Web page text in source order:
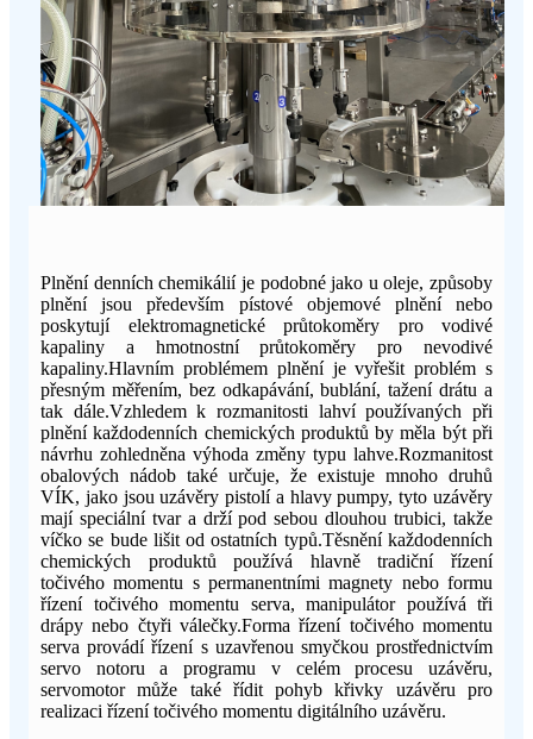
Plnění denních chemikálií je podobné jako u oleje, způsoby
plnění jsou především pístové objemové plnění nebo
poskytují elektromagnetické průtokoměry pro vodivé
kapaliny a hmotnostní průtokoměry pro nevodivé
kapaliny.Hlavním problémem plnění je vyřešit problém s
přesným měřením, bez odkapávání, bublání, tažení drátu a
tak dále.Vzhledem k rozmanitosti lahví používaných při
plnění každodenních chemických produktů by měla být při
návrhu zohledněna výhoda změny typu lahve.Rozmanitost
obalových nádob také určuje, že existuje mnoho druhů
VÍK, jako jsou uzávěry pistolí a hlavy pumpy, tyto uzávěry
mají speciální tvar a drží pod sebou dlouhou trubici, takže
víčko se bude lišit od ostatních typů.Těsnění každodenních
chemických produktů používá hlavně tradiční řízení
točivého momentu s permanentními magnety nebo formu
řízení točivého momentu serva, manipulátor používá tři
drápy nebo čtyři válečky.Forma řízení točivého momentu
serva provádí řízení s uzavřenou smyčkou prostřednictvím
servo notoru a programu v celém procesu uzávěru,
servomotor může také řídit pohyb křivky uzávěru pro
realizaci řízení točivého momentu digitálního uzávěru.